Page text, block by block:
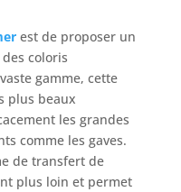
est de proposer un
coloris
gamme, cette
plus beaux
les grandes
comme les gaves.
de transfert de
plus loin et permet